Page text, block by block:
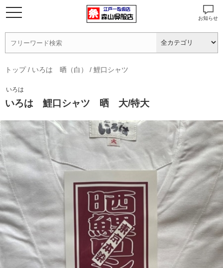
お知らせ
トップ/ いろは 晒（白） / 鯉口シャツ
いろは
いろは 鯉口シャツ 晒 大/特大